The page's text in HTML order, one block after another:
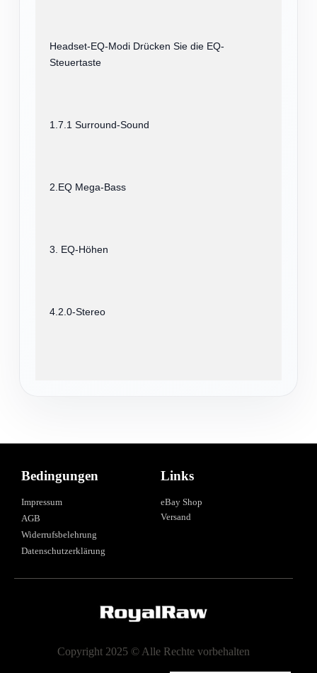
Headset-EQ-Modi Drücken Sie die EQ-
Steuertaste
1.7.1 Surround-Sound
2.EQ Mega-Bass
3. EQ-Höhen
4.2.0-Stereo
Bedingungen
Impressum
AGB
Widerrufsbelehrung
Datenschutzerklärung
Links
eBay Shop
Versand
Copyright 2025 © Alle Rechte vorbehalten